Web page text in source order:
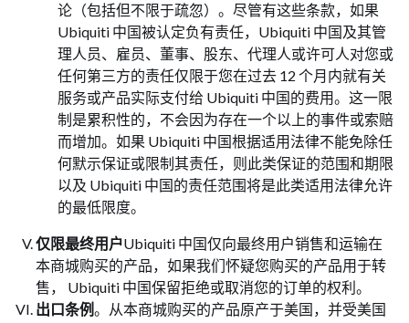
论（包括但不限于疏忽）。尽管有这些条款，如果
Ubiquiti 中国被认定负有责任，Ubiquiti 中国及其管
理人员、雇员、董事、股东、代理人或许可人对您或
任何第三方的责任仅限于您在过去 12 个月内就有关
服务或产品实际支付给 Ubiquiti 中国的费用。这一限
制是累积性的，不会因为存在一个以上的事件或索赔
而增加。如果 Ubiquiti 中国根据适用法律不能免除任
何默示保证或限制其责任，则此类保证的范围和期限
以及 Ubiquiti 中国的责任范围将是此类适用法律允许
的最低限度。
仅限最终用户Ubiquiti 中国仅向最终用户销售和运输在
本商城购买的产品，如果我们怀疑您购买的产品用于转
售， Ubiquiti 中国保留拒绝或取消您的订单的权利。
出口条例。从本商城购买的产品原产于美国，并受美国